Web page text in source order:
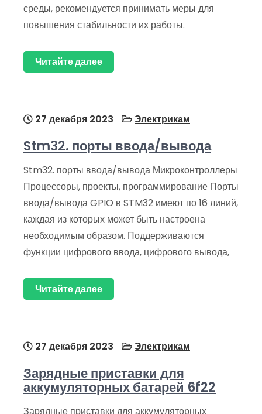
среды, рекомендуется принимать меры для
повышения стабильности их работы.
Читайте далее
27 декабря 2023 Электрикам
Stm32. порты ввода/вывода
Stm32. порты ввода/вывода Микроконтроллеры
Процессоры, проекты, программирование Порты
ввода/вывода GPIO в STM32 имеют по 16 линий,
каждая из которых может быть настроена
необходимым образом. Поддерживаются
функции цифрового ввода, цифрового вывода,
Читайте далее
27 декабря 2023 Электрикам
Зарядные приставки для
аккумуляторных батарей 6f22